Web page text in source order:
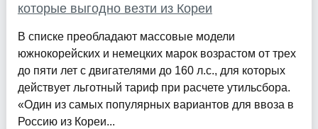
которые выгодно везти из Кореи
В списке преобладают массовые модели
южнокорейских и немецких марок возрастом от трех
до пяти лет с двигателями до 160 л.с., для которых
действует льготный тариф при расчете утильсбора.
«Один из самых популярных вариантов для ввоза в
Россию из Кореи...